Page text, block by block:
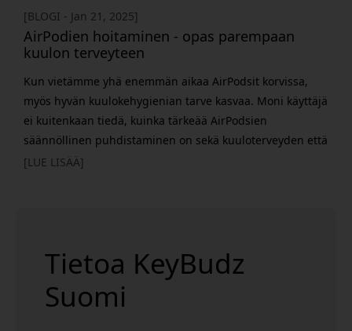
[BLOGI - Jan 21, 2025]
AirPodien hoitaminen - opas parempaan
kuulon terveyteen
Kun vietämme yhä enemmän aikaa AirPodsit korvissa,
myös hyvän kuulokehygienian tarve kasvaa. Moni käyttäjä
ei kuitenkaan tiedä, kuinka tärkeää AirPodsien
säännöllinen puhdistaminen on sekä kuuloterveyden että
äänenlaadun kannalta. Miksi AirPodsien puhdistus on
[LUE LISÄÄ]
Tietoa KeyBudz
Suomi